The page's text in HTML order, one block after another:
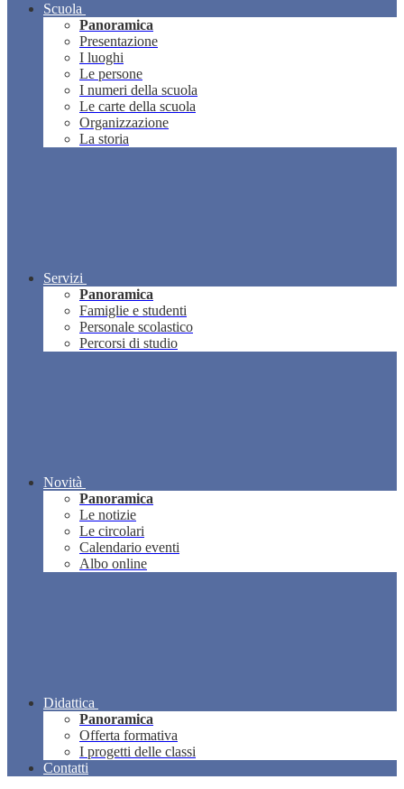
Scuola
Panoramica
Presentazione
I luoghi
Le persone
I numeri della scuola
Le carte della scuola
Organizzazione
La storia
Servizi
Panoramica
Famiglie e studenti
Personale scolastico
Percorsi di studio
Novità
Panoramica
Le notizie
Le circolari
Calendario eventi
Albo online
Didattica
Panoramica
Offerta formativa
I progetti delle classi
Contatti